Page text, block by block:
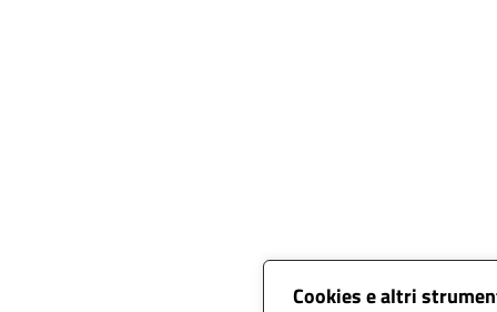
Cookies e altri